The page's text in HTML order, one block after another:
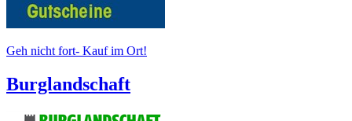
Geh nicht fort- Kauf im Ort!
Burglandschaft